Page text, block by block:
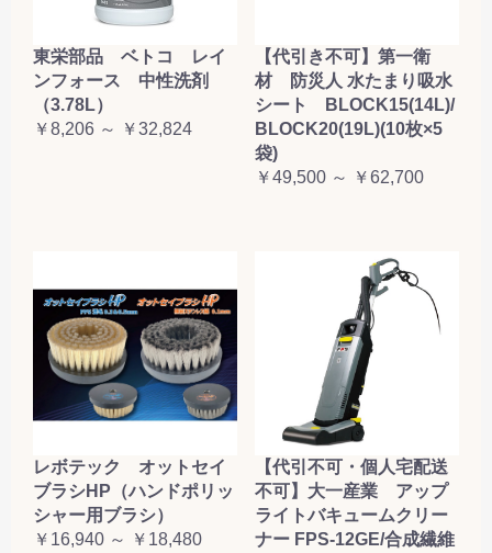
東栄部品 ベトコ レイ
ンフォース 中性洗剤
（3.78L）
￥8,206 ～ ￥32,824
【代引き不可】第一衛
材 防災人 水たまり吸水
シート BLOCK15(14L)/
BLOCK20(19L)(10枚×5
袋)
￥49,500 ～ ￥62,700
レボテック オットセイ
ブラシHP（ハンドポリッ
シャー用ブラシ）
￥16,940 ～ ￥18,480
【代引不可・個人宅配送
不可】大一産業 アップ
ライトバキュームクリー
ナー FPS-12GE/合成繊維